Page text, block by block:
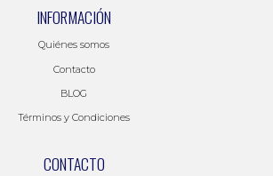
INFORMACIÓN
Quiénes somos
Contacto
BLOG
Términos y Condiciones
CONTACTO